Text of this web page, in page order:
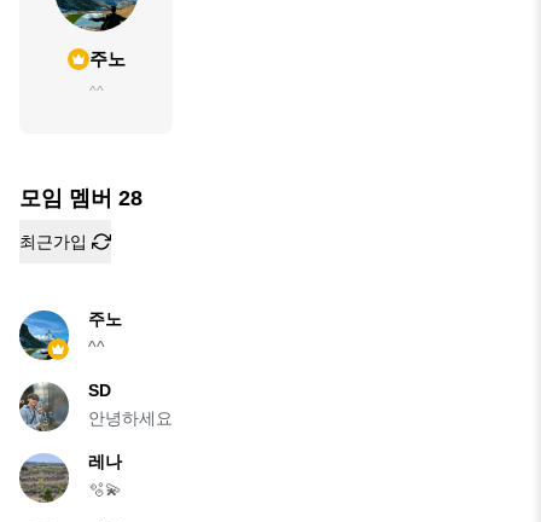
주노
^^
모임 멤버 28
최근가입
주노
^^
SD
안녕하세요
레나
🫧💫